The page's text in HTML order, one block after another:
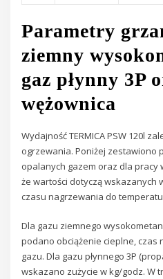
Parametry
ziemny
gaz płynny 3P
wężownica
Wydajność TERMICA PSW 120l
ogrzewania. Poniżej zestawiono
opalanych gazem oraz dla pracy
że wartości dotyczą wskazanych
czasu nagrzewania do
Dla gazu ziemnego
podano obciążenie cieplne, czas
gazu. Dla gazu płynnego 3P
wskazano zużycie w kg/godz. W